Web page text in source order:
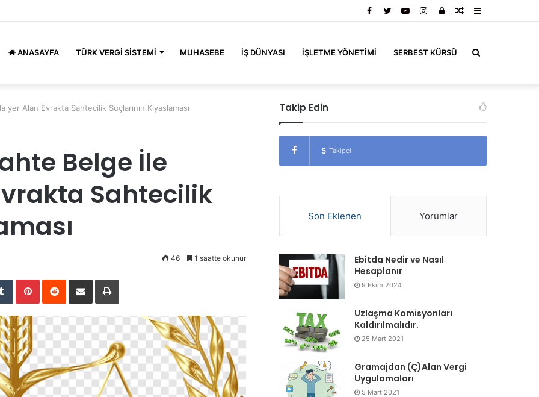
Rastgele
Kayıt
Instagram
YouTube
Twitter
Facebook
ANASAYFA TÜRK VERGI SISTEMI MUHASEBE İŞ DÜNYASI İŞLETME YÖNETIMI SERBEST KÜRSÜ
yer Alan Evrakta Sahtecilik Suçlarının Kıyaslaması
Belge İle
Sahtecilik
46 1 saatte okunur
Tumblr Pinterest Reddit E-Posta ile paylaş
Takip Edin
5 Takipçi
Son Eklenen Yorumlar
Ebitda Nedir ve Nasıl
Hesaplanır
9 Ekim 2024
Uzlaşma Komisyonları
Kaldırılmalıdır.
25 Mart 2021
Gramajdan (Ç)Alan Vergi
Uygulamaları
5 Mart 2021